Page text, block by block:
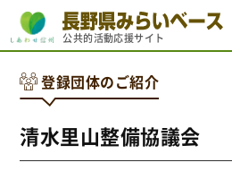
公共的活動応援サイト
登録団体のご紹介
清水里山整備協議会